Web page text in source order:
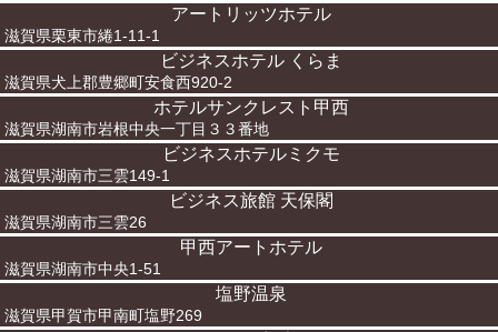
アートリッツホテル
滋賀県栗東市綣1-11-1
ビジネスホテル くらま
滋賀県犬上郡豊郷町安食西920-2
ホテルサンクレスト甲西
滋賀県湖南市岩根中央一丁目３３番地
ビジネスホテルミクモ
滋賀県湖南市三雲149-1
ビジネス旅館 天保閣
滋賀県湖南市三雲26
甲西アートホテル
滋賀県湖南市中央1-51
塩野温泉
滋賀県甲賀市甲南町塩野269